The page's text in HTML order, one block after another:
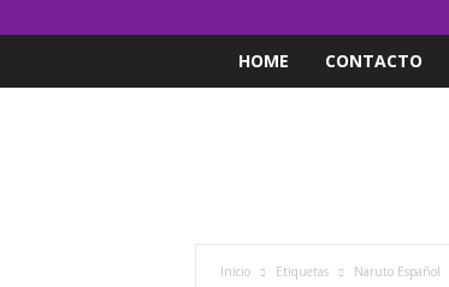
HOME CONTACTO
Inicio Etiquetas Naruto Español